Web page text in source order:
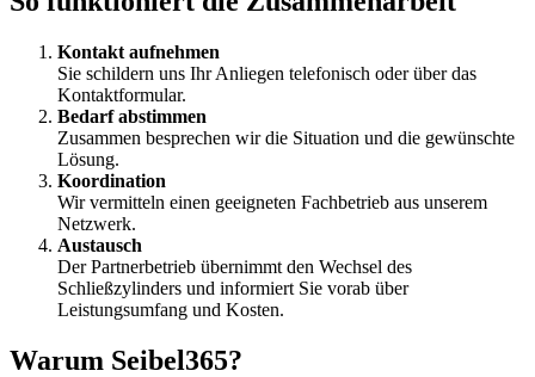
Kontakt aufnehmen
Sie schildern uns Ihr Anliegen telefonisch oder über das
Kontaktformular.
Bedarf abstimmen
Zusammen besprechen wir die Situation und die gewünschte
Lösung.
Koordination
Wir vermitteln einen geeigneten Fachbetrieb aus unserem
Netzwerk.
Austausch
Der Partnerbetrieb übernimmt den Wechsel des
Schließzylinders und informiert Sie vorab über
Leistungsumfang und Kosten.
Warum Seibel365?